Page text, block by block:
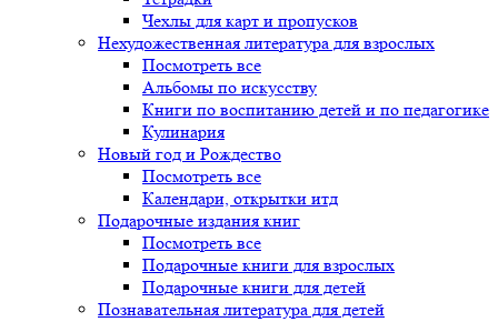
Чехлы для карт и пропусков
Нехудожественная литература для взрослых
Посмотреть все
Альбомы по искусству
Книги по воспитанию детей и по педагогике
Кулинария
Новый год и Рождество
Посмотреть все
Календари, открытки итд
Подарочные издания книг
Посмотреть все
Подарочные книги для взрослых
Подарочные книги для детей
Познавательная литература для детей